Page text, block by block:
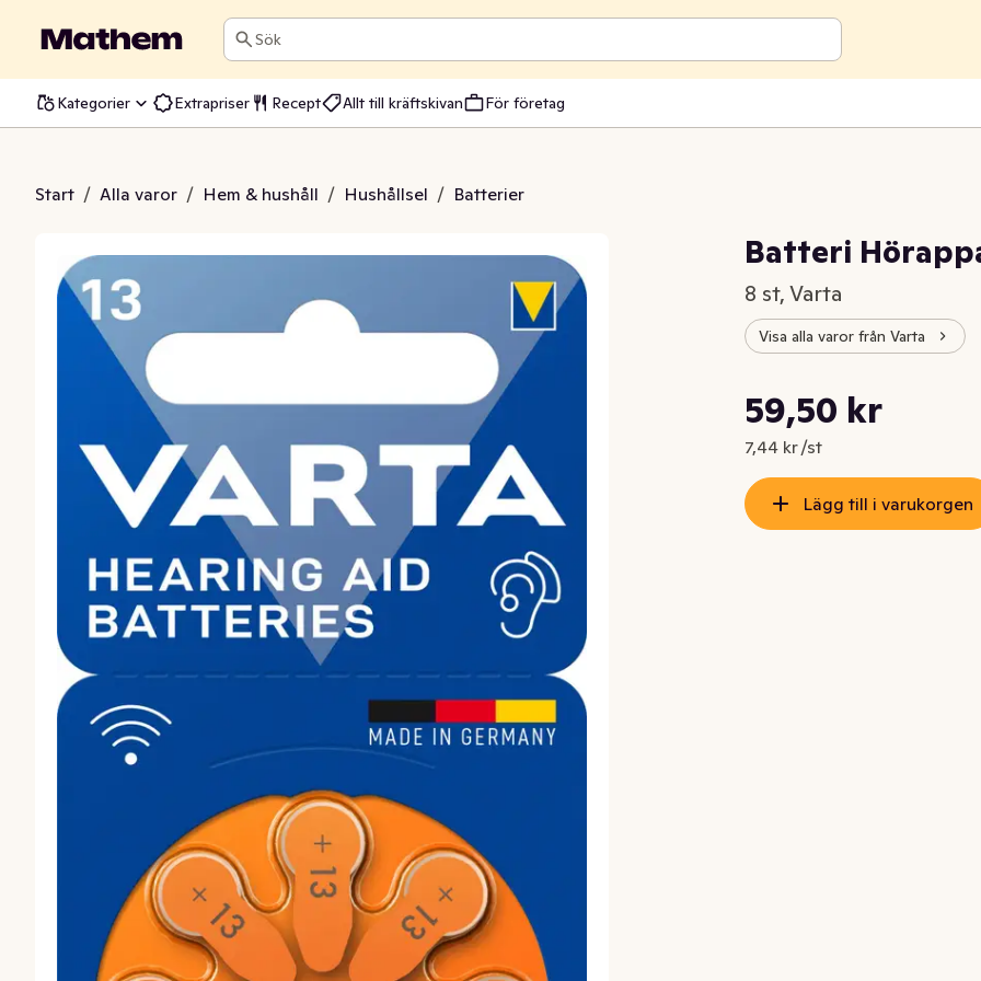
Sök
Kategorier Extrapriser Recept Allt till kräftskivan För företag
Start / Alla varor / Hem & hushåll / Hushållsel / Batterier
13
Batteri
8 st, Varta
Visa alla varor från Varta
Nuvarande pris är: 59,50 kr
59,50 kr
7,44 kr /st
Styckpris: 7,44 kr /st
Lägg till i varukorgen